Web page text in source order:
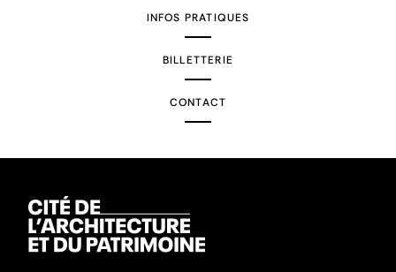
INFOS PRATIQUES
BILLETTERIE
CONTACT